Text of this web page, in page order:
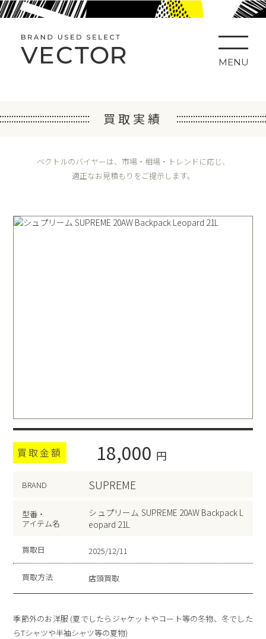
MENU
買取実績
ベクトルのバイヤーは、市場・相場・トレンドに応じ、
適正なお見積もりをご提示します。
買取金額 18,000 円
BRAND SUPREME
型番・
アイテム名
シュプリーム SUPREME 20AW Backpack L
eopard 21L
買取日 2025/12/11
買取方法 店頭買取
季節外のお洋服 (夏でしたらジャケットやコート等の冬物、冬でした
らTシャツや半袖シャツ等の夏物)